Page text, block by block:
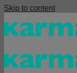
Skip to content